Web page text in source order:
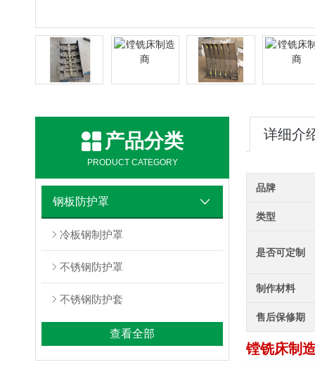
产品分类
PRODUCT CATEGORY
钢板防护罩
冷板钢制护罩
不锈钢防护罩
不锈钢防护套
查看全部
详细介
品牌
类型
是否可定制
制作材料
售后保修期
镗铣床制